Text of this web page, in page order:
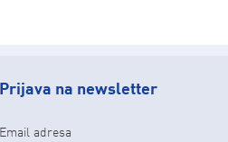
Prijava na newsletter
Email adresa